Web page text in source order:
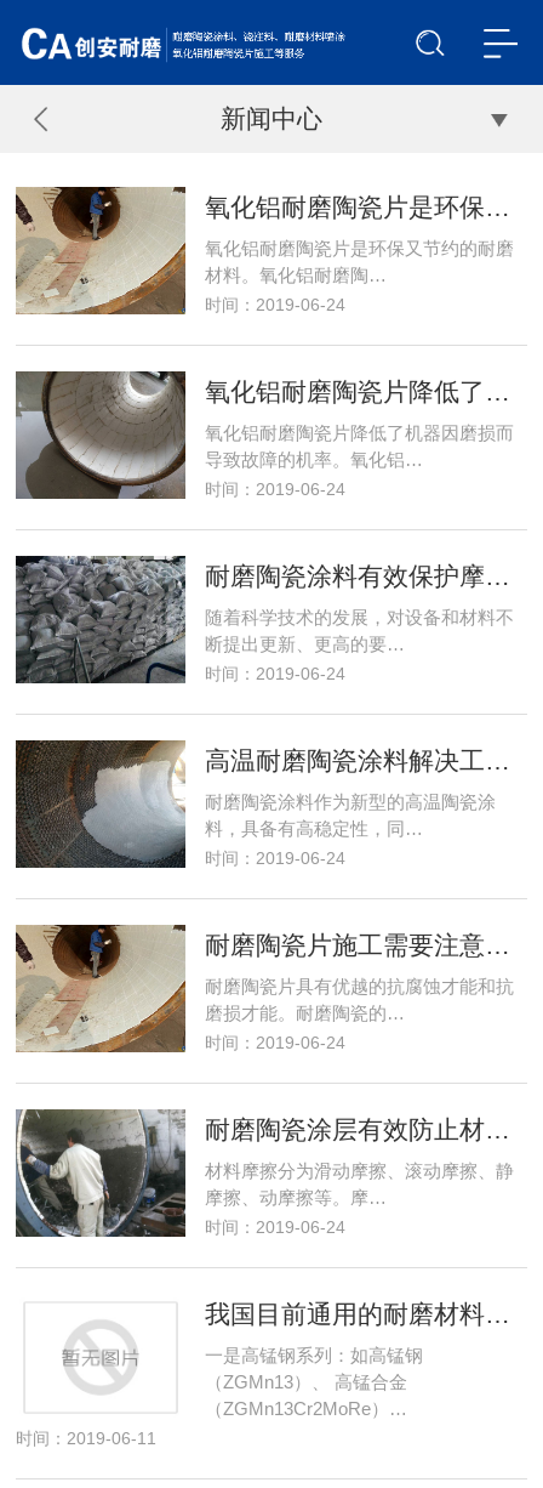
新闻中心
氧化铝耐磨陶瓷片是环保又节约的耐磨材料
氧化铝耐磨陶瓷片是环保又节约的耐磨
材料。氧化铝耐磨陶…
时间：2019-06-24
氧化铝耐磨陶瓷片降低了机器因磨损而导致故障的机率
氧化铝耐磨陶瓷片降低了机器因磨损而
导致故障的机率。氧化铝…
时间：2019-06-24
耐磨陶瓷涂料有效保护摩擦表层免遭损坏
随着科学技术的发展，对设备和材料不
断提出更新、更高的要…
时间：2019-06-24
高温耐磨陶瓷涂料解决工业环保高科技的难题
耐磨陶瓷涂料作为新型的高温陶瓷涂
料，具备有高稳定性，同…
时间：2019-06-24
耐磨陶瓷片施工需要注意什么
耐磨陶瓷片具有优越的抗腐蚀才能和抗
磨损才能。耐磨陶瓷的…
时间：2019-06-24
耐磨陶瓷涂层有效防止材料摩擦损耗
材料摩擦分为滑动摩擦、滚动摩擦、静
摩擦、动摩擦等。摩…
时间：2019-06-24
我国目前通用的耐磨材料有哪几大系列
一是高锰钢系列：如高锰钢
（ZGMn13）、 高锰合金
（ZGMn13Cr2MoRe）…
时间：2019-06-11